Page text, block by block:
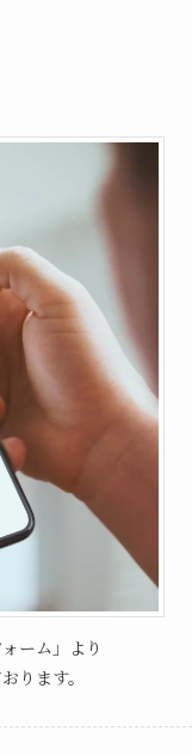
ーム」より
ります。